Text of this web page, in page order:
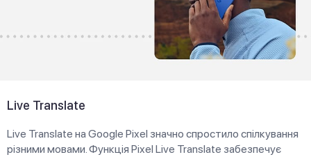
Live Translate
Live Translate на Google Pixel значно спростило спілкування
різними мовами. Функція Pixel Live Translate забезпечує